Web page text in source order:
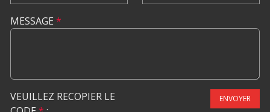
MESSAGE *
VEUILLEZ RECOPIER LE
ENVOYER